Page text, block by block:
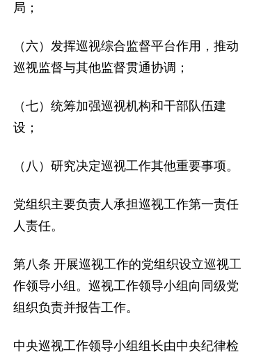
局；
（六）发挥巡视综合监督平台作用，推动
巡视监督与其他监督贯通协调；
（七）统筹加强巡视机构和干部队伍建
设；
（八）研究决定巡视工作其他重要事项。
党组织主要负责人承担巡视工作第一责任
人责任。
第八条 开展巡视工作的党组织设立巡视工
作领导小组。巡视工作领导小组向同级党
组织负责并报告工作。
中央巡视工作领导小组组长由中央纪律检